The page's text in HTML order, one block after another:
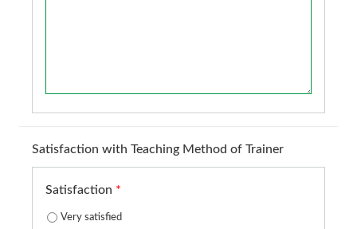
Satisfaction with Teaching Method of Trainer
Satisfaction *
Very satisfied